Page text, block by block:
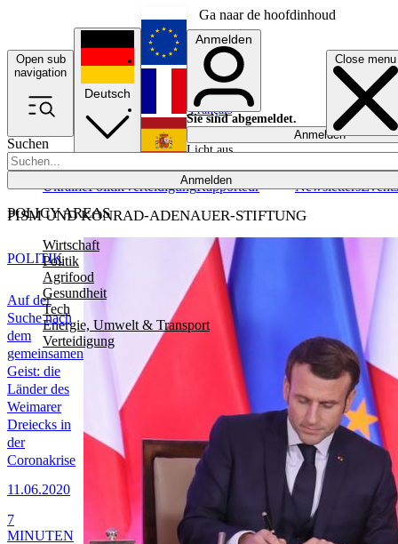
Ga naar de hoofdinhoud
Open sub
navigation
Close menu
Suchen
Anmelden
POLICY AREAS
Wirtschaft
Politik
Agrifood
Gesundheit
Tech
Energie, Umwelt & Transport
Verteidigung
UkrainePolitikVerteidigungRapporteur NewslettersEvents
Deutsch
English
Français
Anmelden
Sie sind abgemeldet.
Anmelden
Licht aus
PISM UND KONRAD-ADENAUER-STIFTUNG
Auf der
Suche nach
dem
gemeinsamen
Geist: die
Länder des
Weimarer
Dreiecks in
der
Coronakrise
11.06.2020
POLITIK
7
MINUTEN